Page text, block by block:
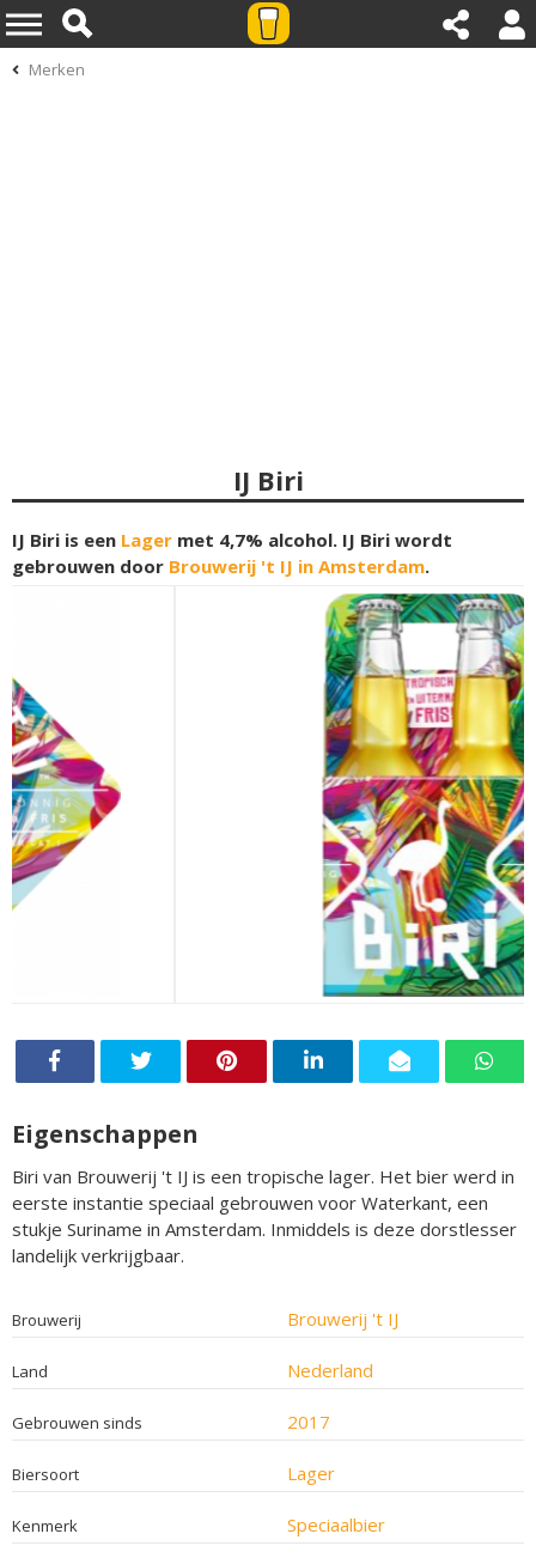
Merken
IJ Biri
IJ Biri is een Lager met 4,7% alcohol. IJ Biri wordt
gebrouwen door Brouwerij 't IJ in Amsterdam.
Eigenschappen
Biri van Brouwerij 't IJ is een tropische lager. Het bier werd in
eerste instantie speciaal gebrouwen voor Waterkant, een
stukje Suriname in Amsterdam. Inmiddels is deze dorstlesser
landelijk verkrijgbaar.
Brouwerij Brouwerij 't IJ
Land Nederland
Gebrouwen sinds 2017
Biersoort Lager
Kenmerk Speciaalbier